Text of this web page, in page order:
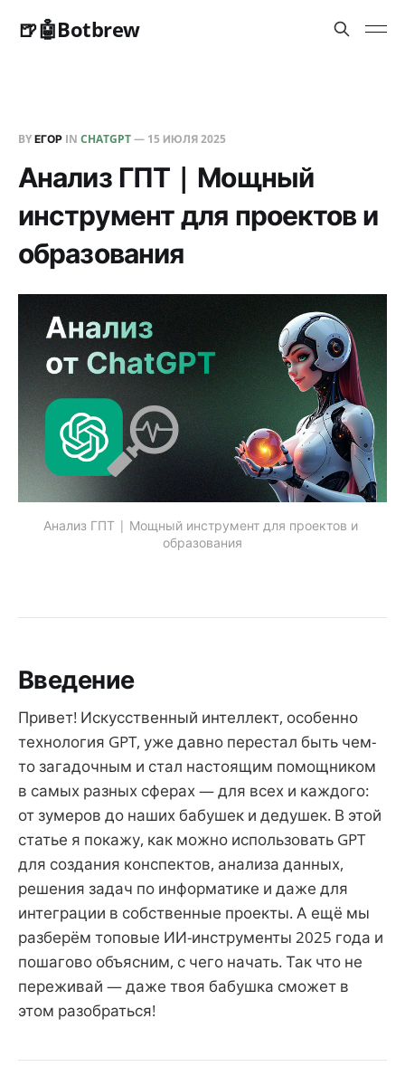
🍺🤖Botbrew
BYЕГОР IN CHATGPT— 15 ИЮЛЯ 2025
Анализ ГПТ | Мощный
инструмент для проектов и
образования
Анализ ГПТ | Мощный инструмент для проектов и
образования
Введение
Привет! Искусственный интеллект, особенно
технология GPT, уже давно перестал быть чем-
то загадочным и стал настоящим помощником
в самых разных сферах — для всех и каждого:
от зумеров до наших бабушек и дедушек. В этой
статье я покажу, как можно использовать GPT
для создания конспектов, анализа данных,
решения задач по информатике и даже для
интеграции в собственные проекты. А ещё мы
разберём топовые ИИ-инструменты 2025 года и
пошагово объясним, с чего начать. Так что не
переживай — даже твоя бабушка сможет в
этом разобраться!